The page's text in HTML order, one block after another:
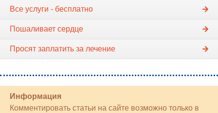
Все услуги - бесплатно
Пошаливает сердце
Просят заплатить за лечение
Информация
Комментировать статьи на сайте возможно только в